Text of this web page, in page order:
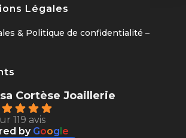
Légales
& Politique de confidentialité–
Cortèse Joaillerie
119 avis
by Goog e